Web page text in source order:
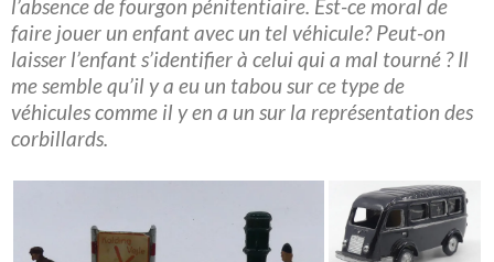
l’absence de fourgon pénitentiaire. Est-ce moral de
faire jouer un enfant avec un tel véhicule? Peut-on
laisser l’enfant s’identifier à celui qui a mal tourné ? Il
me semble qu’il y a eu un tabou sur ce type de
véhicules comme il y en a un sur la représentation des
corbillards.